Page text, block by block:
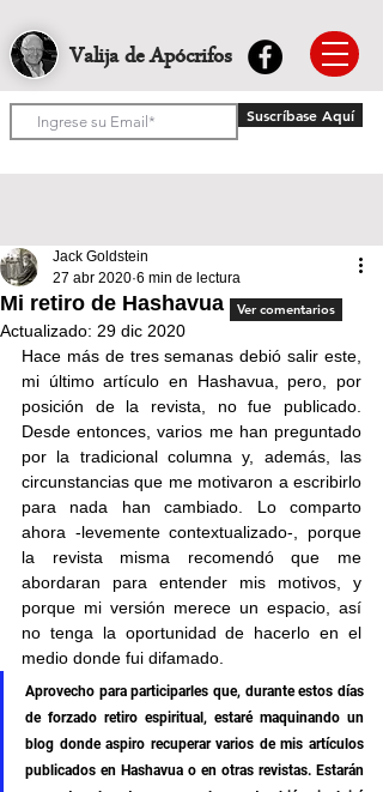
Valija de Apócrifos
Suscríbase Aquí
Mi retiro de Hashavua
Jack Goldstein
27 abr 2020 6 min de lectura
Actualizado: 29 dic 2020
Hace más de tres semanas debió salir este,
mi último artículo en Hashavua, pero, por
posición de la revista, no fue publicado.
Desde entonces, varios me han preguntado
por la tradicional columna y, además, las
circunstancias que me motivaron a escribirlo
para nada han cambiado. Lo comparto
ahora -levemente contextualizado-, porque
la revista misma recomendó que me
abordaran para entender mis motivos, y
porque mi versión merece un espacio, así
no tenga la oportunidad de hacerlo en el
medio donde fui difamado.
Aprovecho para participarles que, durante estos días
de forzado retiro espiritual, estaré maquinando un
blog donde aspiro recuperar varios de mis artículos
publicados en Hashavua o en otras revistas. Estarán
Ver comentarios